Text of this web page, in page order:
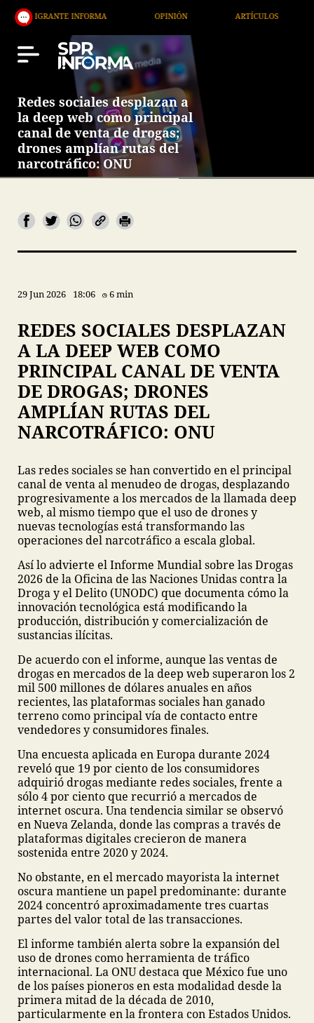
INFORMA OPINIÓN ARTÍCULOS ARTE /
Redes sociales desplazan a
la deep web como principal
canal de venta de drogas;
drones amplían rutas del
narcotráfico: ONU
29 Jun 2026 18:06 6 min
REDES SOCIALES DESPLAZAN
A LA DEEP WEB COMO
PRINCIPAL CANAL DE VENTA
DE DROGAS; DRONES
AMPLÍAN RUTAS DEL
NARCOTRÁFICO: ONU
Las redes sociales se han convertido en el principal
canal de venta al menudeo de drogas, desplazando
progresivamente a los mercados de la llamada deep
web, al mismo tiempo que el uso de drones y
nuevas tecnologías está transformando las
operaciones del narcotráfico a escala global.
Así lo advierte el Informe Mundial sobre las Drogas
2026 de la Oficina de las Naciones Unidas contra la
Droga y el Delito (UNODC) que documenta cómo la
innovación tecnológica está modificando la
producción, distribución y comercialización de
sustancias ilícitas.
De acuerdo con el informe, aunque las ventas de
drogas en mercados de la deep web superaron los 2
mil 500 millones de dólares anuales en años
recientes, las plataformas sociales han ganado
terreno como principal vía de contacto entre
vendedores y consumidores finales.
Una encuesta aplicada en Europa durante 2024
reveló que 19 por ciento de los consumidores
adquirió drogas mediante redes sociales, frente a
sólo 4 por ciento que recurrió a mercados de
internet oscura. Una tendencia similar se observó
en Nueva Zelanda, donde las compras a través de
plataformas digitales crecieron de manera
sostenida entre 2020 y 2024.
No obstante, en el mercado mayorista la internet
oscura mantiene un papel predominante: durante
2024 concentró aproximadamente tres cuartas
partes del valor total de las transacciones.
El informe también alerta sobre la expansión del
uso de drones como herramienta de tráfico
internacional. La ONU destaca que México fue uno
de los países pioneros en esta modalidad desde la
primera mitad de la década de 2010,
particularmente en la frontera con Estados Unidos.